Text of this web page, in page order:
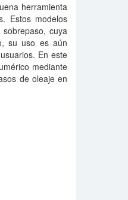
herramienta
Estos modelos
cuya
su uso es aún
En este
mediante
de oleaje en